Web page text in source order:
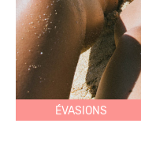
ÉVASIONS